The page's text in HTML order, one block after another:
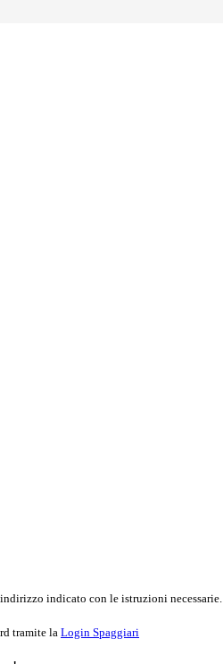
indicato con le istruzioni necessarie.
tramite la Login Spaggiari